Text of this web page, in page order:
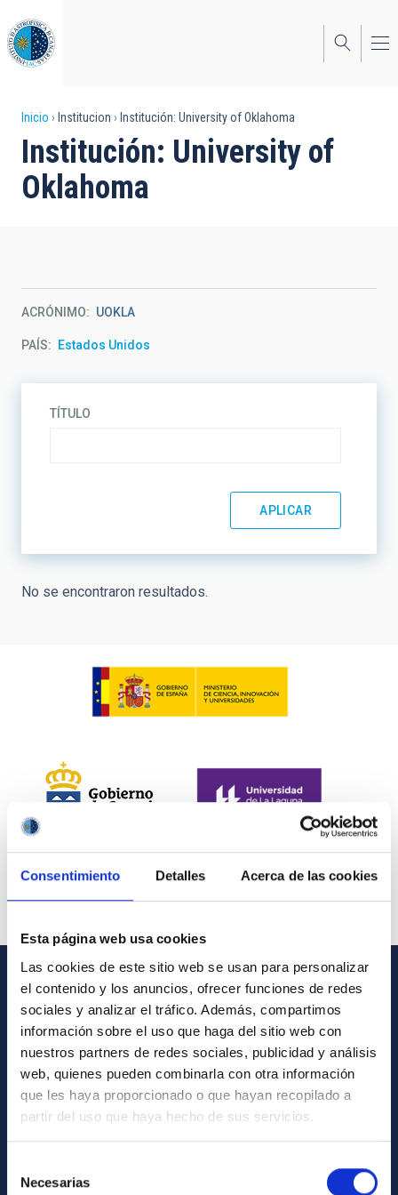
Consentimiento Detalles Acerca de las cookies
Esta página web usa cookies
Las cookies de este sitio web se usan para personalizar
el contenido y los anuncios, ofrecer funciones de redes
sociales y analizar el tráfico. Además, compartimos
información sobre el uso que haga del sitio web con
nuestros partners de redes sociales, publicidad y análisis
web, quienes pueden combinarla con otra información
que les haya proporcionado o que hayan recopilado a
partir del uso que haya hecho de sus servicios.
Necesarias
al
contenido
principal
Sobrescribir
enlaces
de
navegación
Inicio Institucion Institución: University of Oklahoma
Institución: University of
Oklahoma
ACRÓNIMO UOKLA
PAÍS Estados Unidos
TÍTULO
No se encontraron resultados.
INFORMACIÓN GENERAL
Contacto
Cómo llegar al IAC
Directorio de personal
Biblioteca